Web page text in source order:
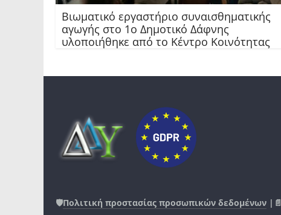
Βιωματικό εργαστήριο συναισθηματικής
αγωγής στο 1ο Δημοτικό Δάφνης
υλοποιήθηκε από το Κέντρο Κοινότητας
🛡️Πολιτική προστασίας προσωπικών δεδομένων |📄